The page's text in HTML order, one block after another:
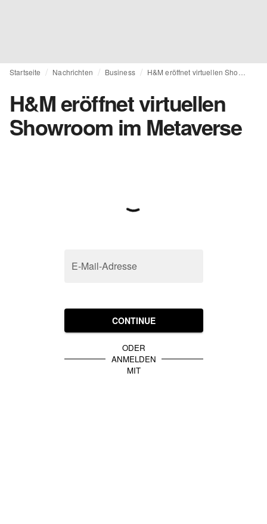
Startseite Nachrichten Business
H&M eröffnet virtuellen
Showroom im Metaverse
E-Mail-Adresse
CONTINUE
ODER
ANMELDEN
MIT